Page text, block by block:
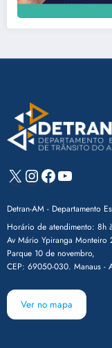
X Instagram
Facebook
Youtube
Detran-AM - Departamento
Horário de atendimento: 8h
Av Mário Ypiranga Monteiro
Parque 10 de novembro,
CEP: 69050-030. Manaus -
Ver no mapa